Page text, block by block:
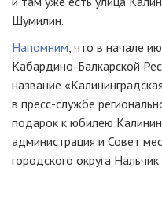
Шумилин.
Напомним, что в начале
Кабардино-Балкарской
название
в пресс-службе
подарок к юбилею
администрация и Совет
городского округа Нальчик.